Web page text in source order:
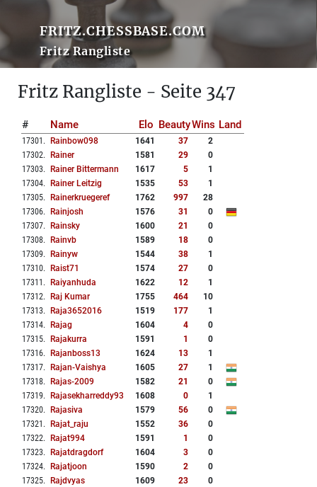
FRITZ.CHESSBASE.COM
Fritz Rangliste
Fritz Rangliste - Seite 347
# Name Elo BeautyWins Land
17301 . Rainbow098 1641 37
2
17302. Rainer 1581 29
0
17303. Rainer Bittermann 1617 5
1
17304. Rainer Leitzig 1535 53
1
17305. Rainerkruegeref 1762 997
28
17306. Rainjosh 1576 31
0
17307. Rainsky 1600 21
0
17308. Rainvb 1589 18
0
17309. Rainyw 1544 38
1
17310. Raist71 1574 27
0
17311 . Raiyanhuda 1622 12
1
17312. Raj Kumar 1755 464
10
17313. Raja3652016 1519 177
1
17314. Rajag 1604 4
0
17315. Rajakurra 1591 1
0
17316. Rajanboss13 1624 13
1
17317. Rajan-Vaishya 1605 27
1
17318. Rajas-2009 1582 21
0
17319. Rajasekharreddy93 1608 0
1
17320. Rajasiva 1579 56
0
17321 . Rajat_raju 1552 36
0
17322. Rajat994 1591 1
0
17323. Rajatdragdorf 1604 3
0
17324. Rajatjoon 1590 2
0
17325. Rajdvyas 1609 23 0